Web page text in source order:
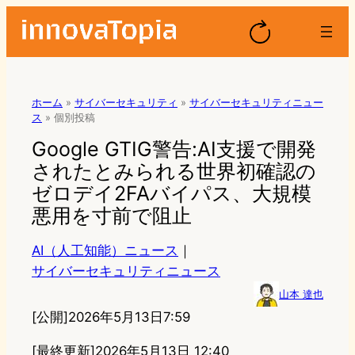
ホーム » サイバーセキュリティ » サイバーセキュリティニュー
ス » 個別投稿
Google GTIG警告:AI支援で開発
されたとみられる世界初確認の
ゼロデイ2FAバイパス、大規模
悪用を寸前で阻止
AI（人工知能）ニュース ｜
サイバーセキュリティニュース
山本 達也
[公開]2026年5月13日7:59
[最終更新]2026年5月13日 12:40